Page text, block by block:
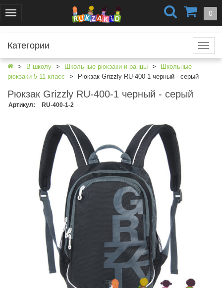
Меню 0
+7 (499) 404-0550
г. Москва
+7 (812) 424-4251
Категории
В школу Школьные рюкзаки и ранцы
Школьные
рюкзаки 5-11 класс
Рюкзак Grizzly RU-400-1 черный - серый
Рюкзак Grizzly RU-400-1 черный - серый
Артикул: RU-400-1-2